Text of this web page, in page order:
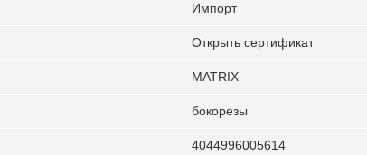
Импорт
Открыть сертификат
MATRIX
бокорезы
4044996005614